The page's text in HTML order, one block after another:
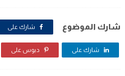
شارك الموضوع شارك على
شارك على دبوس على